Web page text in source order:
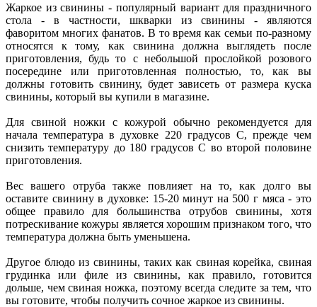
Жаркое из свинины - популярный вариант для праздничного
стола - в частности, шкварки из свинины - являются
фаворитом многих фанатов. В то время как семьи по-разному
относятся к тому, как свинина должна выглядеть после
приготовления, будь то с небольшой прослойкой розового
посередине или приготовленная полностью, то, как вы
должны готовить свинину, будет зависеть от размера куска
свинины, который вы купили в магазине.
Для свиной ножки с кожурой обычно рекомендуется для
начала температура в духовке 220 градусов C, прежде чем
снизить температуру до 180 градусов C во второй половине
приготовления.
Вес вашего отруба также повлияет на то, как долго вы
оставите свинину в духовке: 15-20 минут на 500 г мяса - это
общее правило для большинства отрубов свинины, хотя
потрескивание кожуры является хорошим признаком того, что
температура должна быть уменьшена.
Другое блюдо из свинины, таких как свиная корейка, свиная
грудинка или филе из свинины, как правило, готовится
дольше, чем свиная ножка, поэтому всегда следите за тем, что
вы готовите, чтобы получить сочное жаркое из свинины.